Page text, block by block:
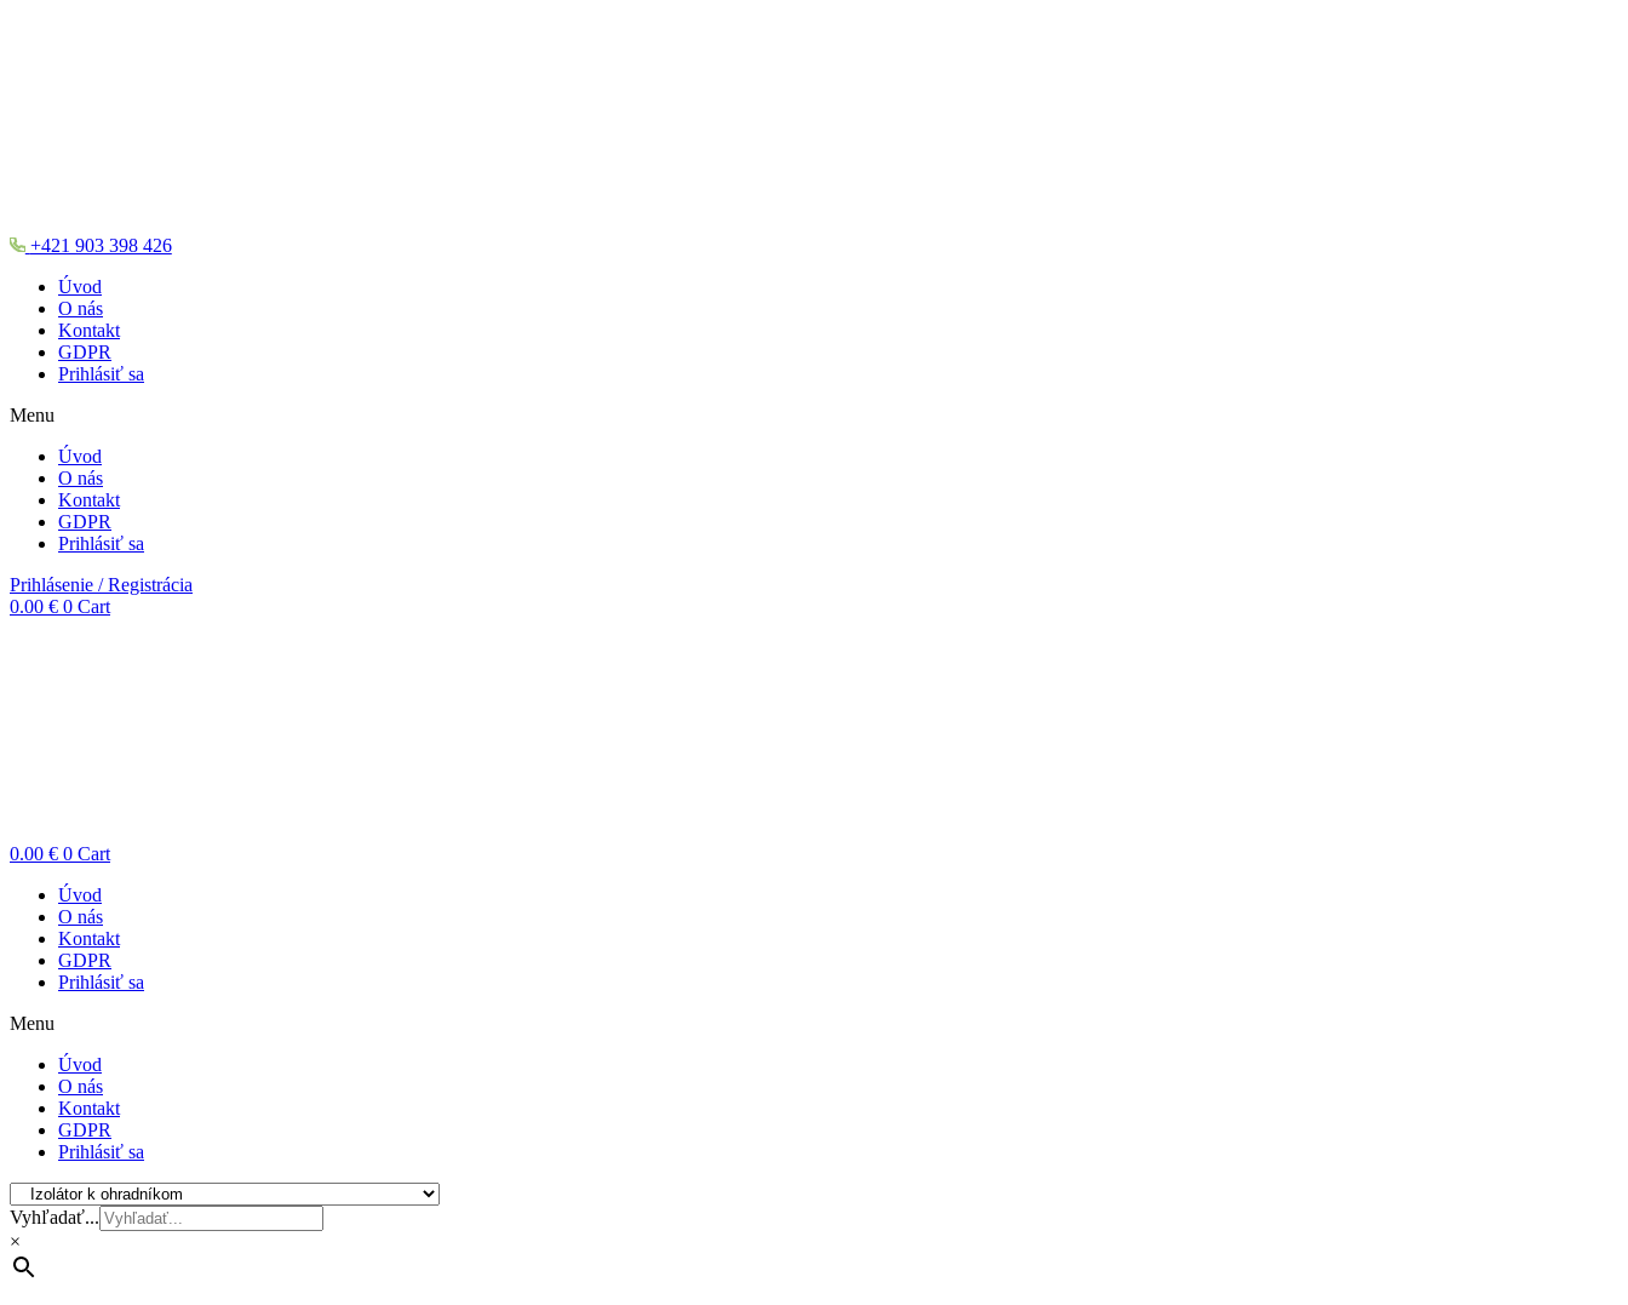
+421 903 398 426
Úvod
O nás
Kontakt
GDPR
Prihlásiť sa
Menu
Úvod
O nás
Kontakt
GDPR
Prihlásiť sa
Prihlásenie / Registrácia
0.00 € 0 Cart
0.00 € 0 Cart
Úvod
O nás
Kontakt
GDPR
Prihlásiť sa
Menu
Úvod
O nás
Kontakt
GDPR
Prihlásiť sa
Vyhľadať...
×